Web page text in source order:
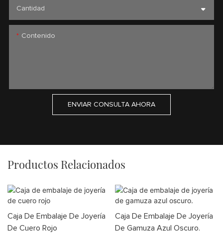
Cantidad
Contenido
ENVIAR CONSULTA AHORA
Productos Relacionados
Caja De Embalaje De Joyería
De Cuero Rojo
Caja De Embalaje De Joyería
De Gamuza Azul Oscuro.